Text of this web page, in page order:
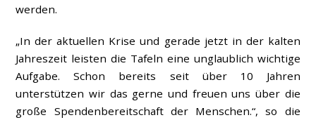
werden.
„In der aktuellen Krise und gerade jetzt in der kalten
Jahreszeit leisten die Tafeln eine unglaublich wichtige
Aufgabe. Schon bereits seit über 10 Jahren
unterstützen wir das gerne und freuen uns über die
große Spendenbereitschaft der Menschen.“, so die